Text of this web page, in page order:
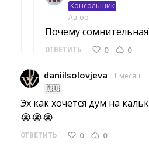
Консольщик
Автор
Почему
ОТВЕТИТЬ 0 0
daniilsolovjeva
1 месяц
🇷🇺
Эх как хочется дум на
😭😭😭
ОТВЕТИТЬ 0 0